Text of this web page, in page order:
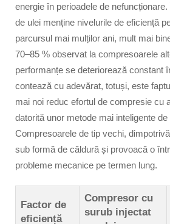
energie în perioadele de
de ulei menține nivelurile de eficiență
parcursul mai mulților ani, mult mai
70–85 % observat la compresoarele
performanțe se deteriorează constant
contează cu adevărat, totuși, este
mai noi reduc efortul de compresie cu
datorită unor metode mai inteligente de
Compresoarele de tip vechi,
sub formă de căldură și provoacă o
probleme mecanice pe termen lung.
Factor de
eficiență
Compresor cu
surub injectat